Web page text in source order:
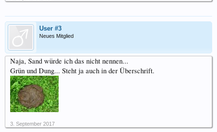
User #3
Neues Mitglied
Naja, Sand würde ich das nicht nennen...
Grün und Dung... Steht ja auch in der Überschrift.
3. September 2017